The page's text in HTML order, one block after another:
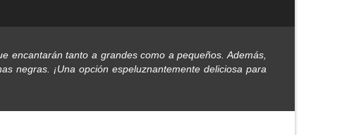
encantarán tanto a grandes como a pequeños. Además,
negras. ¡Una opción espeluznantemente deliciosa para